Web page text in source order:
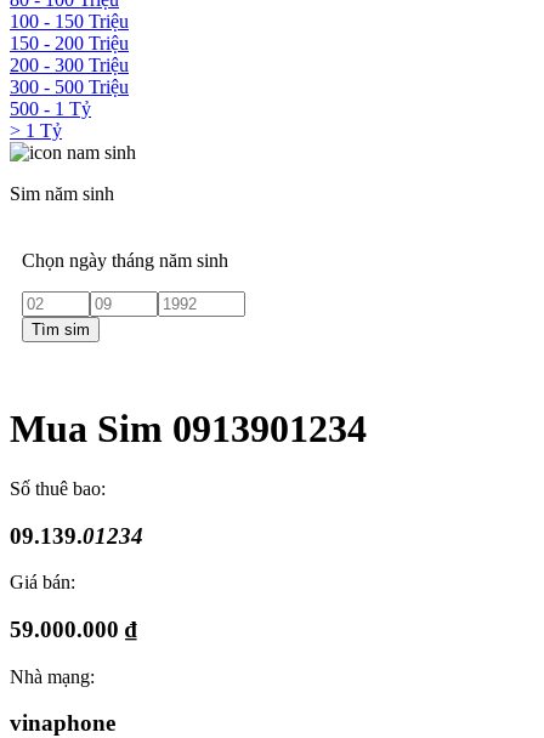
100 - 150 Triệu
150 - 200 Triệu
200 - 300 Triệu
300 - 500 Triệu
500 - 1 Tỷ
> 1 Tỷ
Sim năm sinh
Chọn ngày tháng năm sinh
Tìm sim
Mua Sim 0913901234
Số thuê bao:
09.139.01234
Giá bán:
59.000.000 ₫
Nhà mạng:
vinaphone